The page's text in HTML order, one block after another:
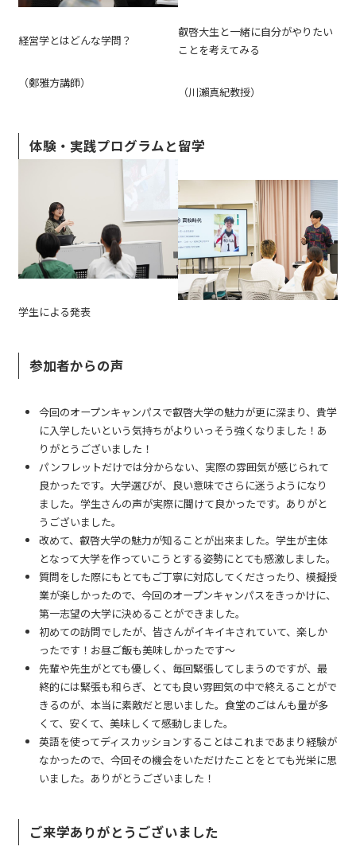
経営学とはどんな学問？
（鄭雅方講師）
叡啓大生と一緒に自分がやりたい
ことを考えてみる
（川瀨真紀教授）
体験・実践プログラムと留学
学生による発表
参加者からの声
今回のオープンキャンパスで叡啓大学の魅力が更に深まり、貴学
に入学したいという気持ちがよりいっそう強くなりました！あ
りがとうございました！
パンフレットだけでは分からない、実際の雰囲気が感じられて
良かったです。大学選びが、良い意味でさらに迷うようになり
ました。学生さんの声が実際に聞けて良かったです。ありがと
うございました。
改めて、叡啓大学の魅力が知ることが出来ました。学生が主体
となって大学を作っていこうとする姿勢にとても感激しました。
質問をした際にもとてもご丁寧に対応してくださったり、模擬授
業が楽しかったので、今回のオープンキャンパスをきっかけに、
第一志望の大学に決めることができました。
初めての訪問でしたが、皆さんがイキイキされていて、楽しか
ったです！お昼ご飯も美味しかったです～
先輩や先生がとても優しく、毎回緊張してしまうのですが、最
終的には緊張も和らぎ、とても良い雰囲気の中で終えることがで
きるのが、本当に素敵だと思いました。食堂のごはんも量が多
くて、安くて、美味しくて感動しました。
英語を使ってディスカッションすることはこれまであまり経験が
なかったので、今回その機会をいただけたことをとても光栄に思
いました。ありがとうございました！
ご来学ありがとうございました